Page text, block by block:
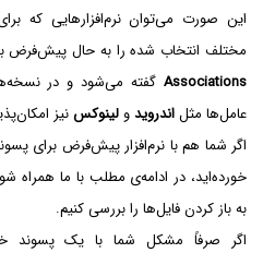
این صورت می‌توان نرم‌افزارهایی که
مختلف انتخاب شده را به حال پیش‌فرض
Associations گفته می‌شود و در
عامل‌ها مثلاندرویدو لینوکسنیز
اگر شما هم با نرم‌افزار پیش‌فرض برای
خورده‌اید، در ادامه‌ی مطلب با ما همراه
به باز کردن فایل‌ها را بررسی کنیم.
اگر صرفاً مشکل شما با یک